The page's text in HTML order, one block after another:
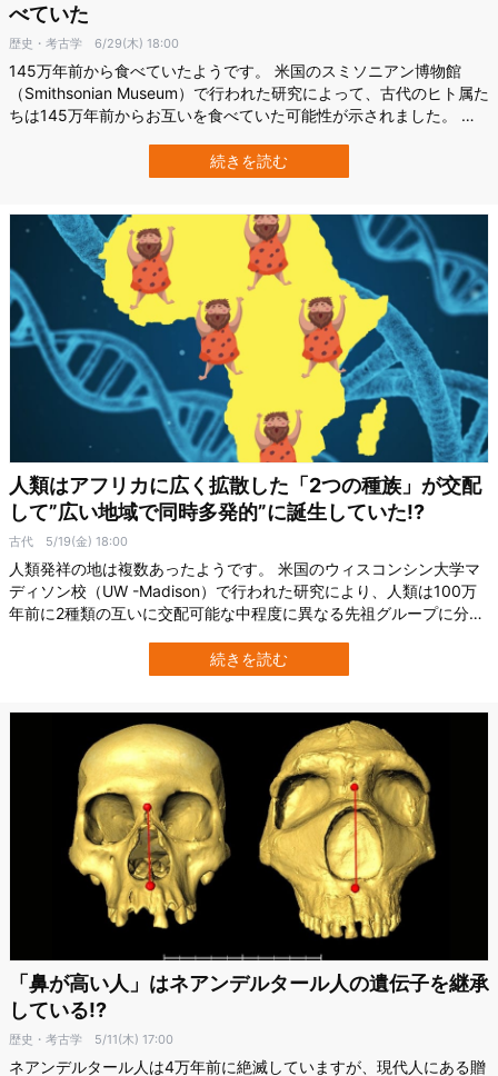
べていた
歴史・考古学 6/29(木) 18:00
145万年前から食べていたようです。 米国のスミソニアン博物館
（Smithsonian Museum）で行われた研究によって、古代のヒト属た
ちは145万年前からお互いを食べていた可能性が示されました。 新
な石器による傷が残っており、傷の位置も肉を骨から効率よく切り
離す部分に集中していました。 過去にも多くの食人痕跡を残す化石
続きを読む
人類はアフリカに広く拡散した「2つの種族」が交配
して”広い地域で同時多発的”に誕生していた!?
古代 5/19(金) 18:00
人類発祥の地は複数あったようです。 米国のウィスコンシン大学マ
ディソン校（UW -Madison）で行われた研究により、人類は100万
年前に2種類の互いに交配可能な中程度に異なる先祖グループに分岐
リカ内で繰り返される交配により、さまざまな時代のさまざまな場
所がそれぞれ独立した「人類発祥の地」となったようです。 現在知
続きを読む
「鼻が高い人」はネアンデルタール人の遺伝子を継承
している!?
歴史・考古学 5/11(木) 17:00
ネアンデルタール人は4万年前に絶滅していますが、現代人にある贈